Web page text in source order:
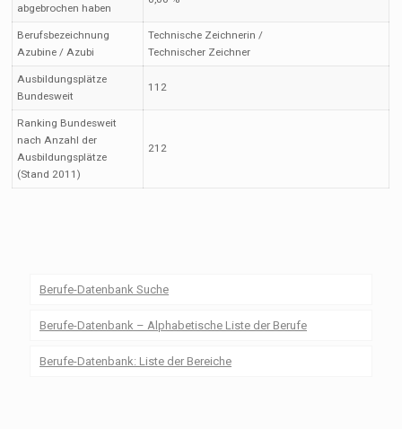
abgebrochen haben
Berufsbezeichnung
Azubine / Azubi
Technische Zeichnerin /
Technischer Zeichner
Ausbildungsplätze
Bundesweit
112
Ranking Bundesweit
nach Anzahl der
Ausbildungsplätze
(Stand 2011)
212
Berufe-Datenbank Suche
Berufe-Datenbank – Alphabetische Liste der Berufe
Berufe-Datenbank: Liste der Bereiche